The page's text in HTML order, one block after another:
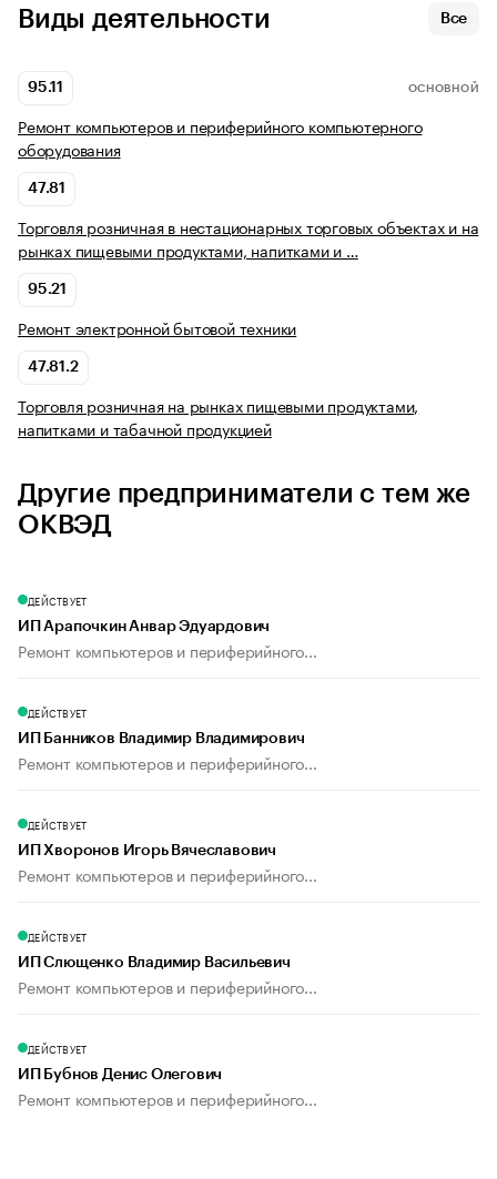
Виды деятельности Все
95.11 ОСНОВНОЙ
Ремонт компьютеров и периферийного компьютерного
оборудования
47.81
Торговля розничная в нестационарных торговых объектах и на
рынках пищевыми продуктами, напитками и …
95.21
Ремонт электронной бытовой техники
47.81.2
Торговля розничная на рынках пищевыми продуктами,
напитками и табачной продукцией
Другие предприниматели с тем же
ОКВЭД
ДЕЙСТВУЕТ
ИП Арапочкин Анвар Эдуардович
Ремонт компьютеров и периферийного...
ДЕЙСТВУЕТ
ИП Банников Владимир Владимирович
Ремонт компьютеров и периферийного...
ДЕЙСТВУЕТ
ИП Хворонов Игорь Вячеславович
Ремонт компьютеров и периферийного...
ДЕЙСТВУЕТ
ИП Слющенко Владимир Васильевич
Ремонт компьютеров и периферийного...
ДЕЙСТВУЕТ
ИП Бубнов Денис Олегович
Ремонт компьютеров и периферийного...